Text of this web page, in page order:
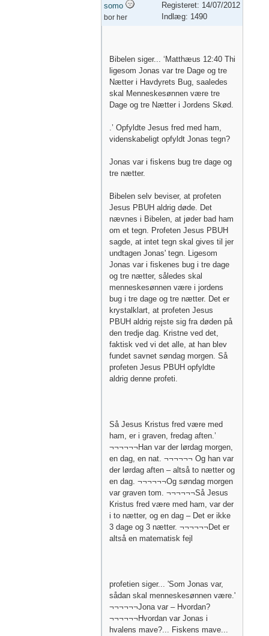
somo
bor her
Registeret: 14/07/2012
Indlæg: 1490
Bibelen siger... ‘Matthæus 12:40 Thi
ligesom Jonas var tre Dage og tre
Nætter i Havdyrets Bug, saaledes
skal Menneskesønnen være tre
Dage og tre Nætter i Jordens Skød.
.’ Opfyldte Jesus fred med ham,
videnskabeligt opfyldt Jonas tegn?
Jonas var i fiskens bug tre dage og
tre nætter.
Bibelen selv beviser, at profeten
Jesus PBUH aldrig døde. Det
nævnes i Bibelen, at jøder bad ham
om et tegn. Profeten Jesus PBUH
sagde, at intet tegn skal gives til jer
undtagen Jonas' tegn. Ligesom
Jonas var i fiskenes bug i tre dage
og tre nætter, således skal
menneskesønnen være i jordens
bug i tre dage og tre nætter. Det er
krystalklart, at profeten Jesus
PBUH aldrig rejste sig fra døden på
den tredje dag. Kristne ved det,
faktisk ved vi det alle, at han blev
fundet savnet søndag morgen. Så
profeten Jesus PBUH opfyldte
aldrig denne profeti.
Så Jesus Kristus fred være med
ham, er i graven, fredag aften.’
¬¬¬¬¬¬Han var der lørdag morgen,
en dag, en nat. ¬¬¬¬¬¬ Og han var
der lørdag aften – altså to nætter og
en dag. ¬¬¬¬¬¬Og søndag morgen
var graven tom. ¬¬¬¬¬¬Så Jesus
Kristus fred være med ham, var der
i to nætter, og en dag – Det er ikke
3 dage og 3 nætter. ¬¬¬¬¬¬Det er
altså en matematisk fejl
profetien siger... 'Som Jonas var,
sådan skal menneskesønnen være.'
¬¬¬¬¬¬Jona var – Hvordan?
¬¬¬¬¬¬Hvordan var Jonas i
hvalens mave?... Fiskens mave...